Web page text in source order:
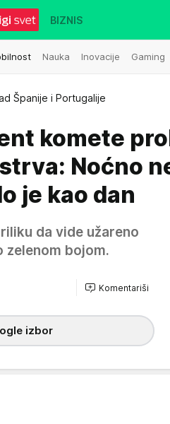
Nauka Inovacije Gaming
BIZNIS
Španije i Portugalije
komete
Noćno
je kao dan
da vide užareno
zelenom bojom.
Komentariši
izbor